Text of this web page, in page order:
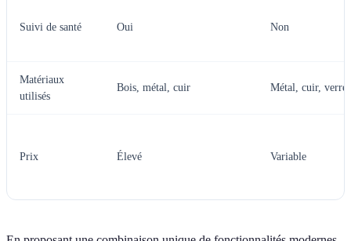
Suivi de santé Oui Non
Matériaux
utilisés
Bois, métal, cuir Métal, cuir, verre
Prix Élevé Variable